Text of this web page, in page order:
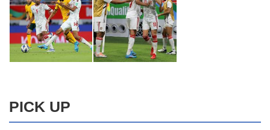
PICK UP